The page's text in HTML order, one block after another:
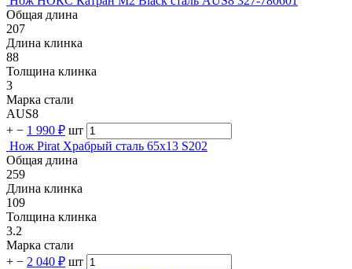
Общая длина
207
Длина клинка
88
Толщина клинка
3
Марка стали
AUS8
+ − 1 990 ₽ шт
Нож Pirat Храбрый сталь 65х13 S202
Общая длина
259
Длина клинка
109
Толщина клинка
3.2
Марка стали
+ − 2 040 ₽ шт